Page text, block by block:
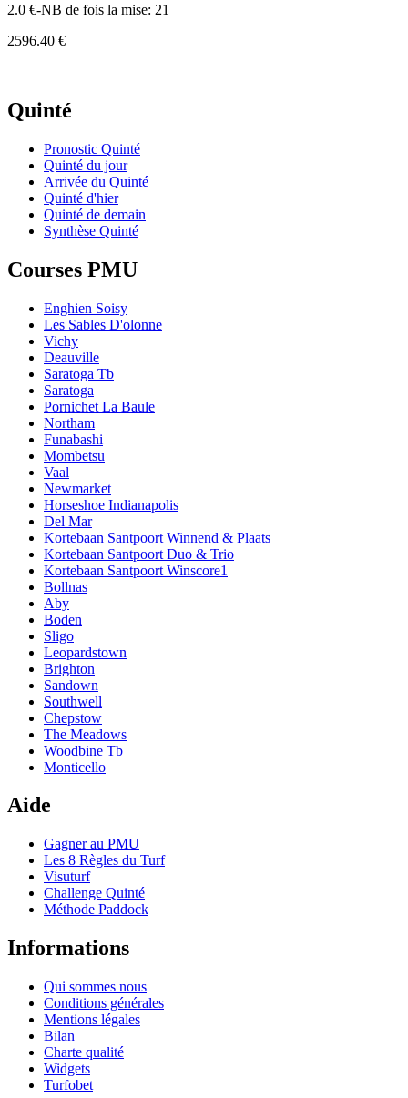
2.0 €-NB de fois la mise: 21
2596.40 €
Quinté
Pronostic Quinté
Quinté du jour
Arrivée du Quinté
Quinté d'hier
Quinté de demain
Synthèse Quinté
Courses PMU
Enghien Soisy
Les Sables D'olonne
Vichy
Deauville
Saratoga Tb
Saratoga
Pornichet La Baule
Northam
Funabashi
Mombetsu
Vaal
Newmarket
Horseshoe Indianapolis
Del Mar
Kortebaan Santpoort Winnend & Plaats
Kortebaan Santpoort Duo & Trio
Kortebaan Santpoort Winscore1
Bollnas
Aby
Boden
Sligo
Leopardstown
Brighton
Sandown
Southwell
Chepstow
The Meadows
Woodbine Tb
Monticello
Aide
Gagner au PMU
Les 8 Règles du Turf
Visuturf
Challenge Quinté
Méthode Paddock
Informations
Qui sommes nous
Conditions générales
Mentions légales
Bilan
Charte qualité
Widgets
Turfobet